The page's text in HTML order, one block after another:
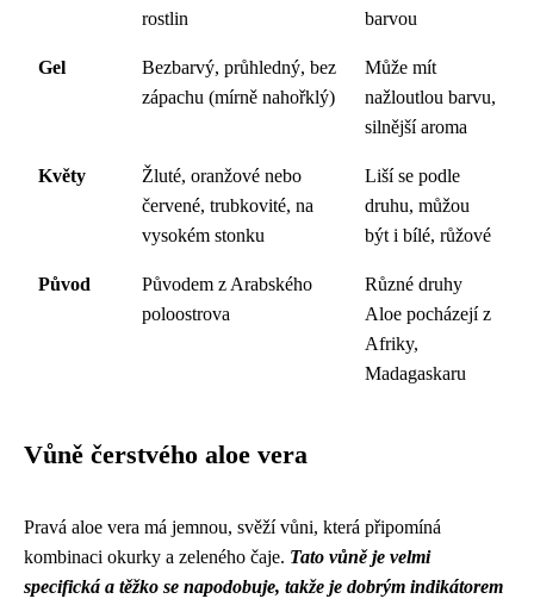
rostlin
barvou
Gel
Bezbarvý, průhledný, bez
zápachu (mírně nahořklý)
Může mít
nažloutlou barvu,
silnější aroma
Květy
Žluté, oranžové nebo
červené, trubkovité, na
vysokém stonku
Liší se podle
druhu, můžou
být i bílé, růžové
Původ
Původem z Arabského
poloostrova
Různé druhy
Aloe pocházejí z
Afriky,
Madagaskaru
Vůně čerstvého aloe vera
Pravá aloe vera má jemnou, svěží vůni, která připomíná
kombinaci okurky a zeleného čaje. Tato vůně je velmi
specifická a těžko se napodobuje, takže je dobrým indikátorem